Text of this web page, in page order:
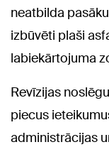
neatbilda
izbūvēti plaši
labiekārtojuma
Revīzijas
piecus
administrācijas